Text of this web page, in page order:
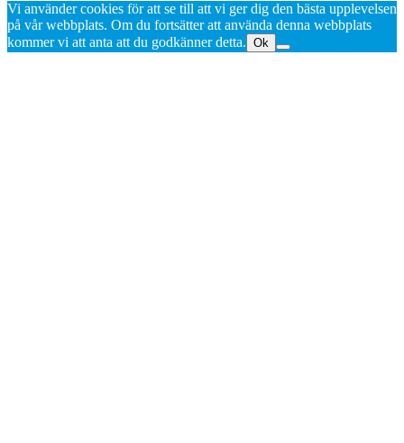
Vi använder cookies för att se till att vi ger dig den bästa upplevelsen
på vår webbplats. Om du fortsätter att använda denna webbplats
kommer vi att anta att du godkänner detta. Ok